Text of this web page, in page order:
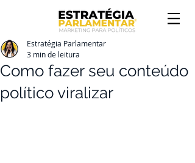
Como fazer seu conteúdo
político viralizar
Estratégia Parlamentar
3 min de leitura